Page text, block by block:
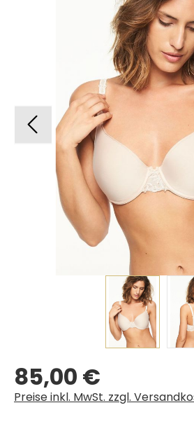
Regulärer Preis:
85,00 €
Preise inkl. MwSt. zzgl.